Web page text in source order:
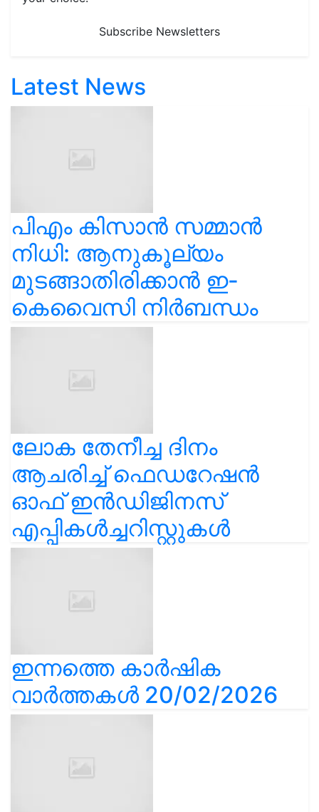
Subscribe Newsletters
Latest News
പിഎം കിസാൻ സമ്മാൻ
നിധി: ആനുകൂല്യം
മുടങ്ങാതിരിക്കാൻ ഇ-
കെവൈസി നിർബന്ധം
ലോക തേനീച്ച ദിനം
ആചരിച്ച് ഫെഡറേഷൻ
ഓഫ് ഇൻഡിജിനസ്
എപ്പികൾച്ചറിസ്റ്റുകൾ
ഇന്നത്തെ കാർഷിക
വാർത്തകൾ 20/02/2026